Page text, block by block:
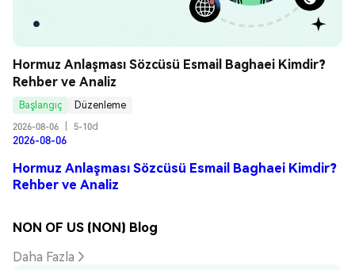
Hormuz Anlaşması Sözcüsü Esmail Baghaei Kimdir?
Rehber ve Analiz
Başlangıç
Düzenleme
2026-08-06
5-10d
2026-08-06
Hormuz Anlaşması Sözcüsü Esmail Baghaei Kimdir?
Rehber ve Analiz
NON OF US (NON) Blog
Daha Fazla